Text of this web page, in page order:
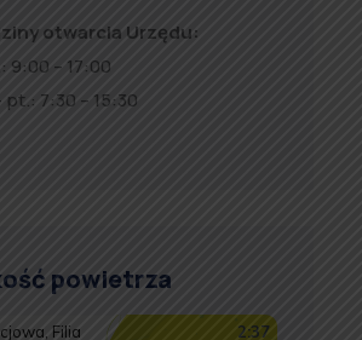
otwarcia Urzędu:
9:00 – 17:00
pt.: 7:30 – 15:30
powietrza